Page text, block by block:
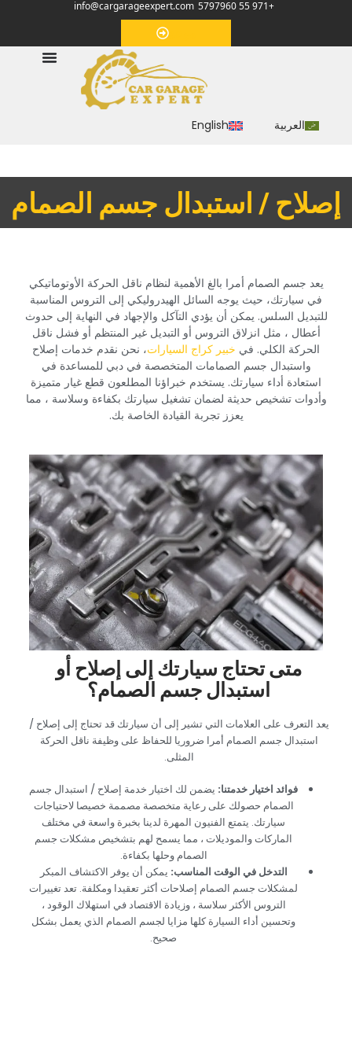
+971 55 5797960
info@cargarageexpert.com
‏موعد‏
العربية English
‏إصلاح / استبدال جسم الصمام‏
‏يعد جسم الصمام أمرا بالغ الأهمية لنظام ناقل الحركة الأوتوماتيكي
في سيارتك، حيث يوجه السائل الهيدروليكي إلى التروس المناسبة
للتبديل السلس. يمكن أن يؤدي التآكل والإجهاد في النهاية إلى حدوث
أعطال ، مثل انزلاق التروس أو التبديل غير المنتظم أو فشل ناقل
الحركة الكلي.‏ في خبير كراج السيارات‏، نحن نقدم خدمات إصلاح
واستبدال جسم الصمامات المتخصصة في دبي للمساعدة في
استعادة أداء سيارتك. يستخدم خبراؤنا المطلعون قطع غيار متميزة
وأدوات تشخيص حديثة لضمان تشغيل سيارتك بكفاءة وسلاسة ، مما
يعزز تجربة القيادة الخاصة بك.‏
‏متى تحتاج سيارتك إلى إصلاح أو
استبدال جسم الصمام؟‏
‏يعد التعرف على العلامات التي تشير إلى أن سيارتك قد تحتاج إلى إصلاح /
استبدال جسم الصمام أمرا ضروريا للحفاظ على وظيفة ناقل الحركة
المثلى.‏
‏فوائد اختيار خدمتنا:‏ ‏يضمن لك اختيار خدمة إصلاح / استبدال جسم
الصمام حصولك على رعاية متخصصة مصممة خصيصا لاحتياجات
سيارتك. يتمتع الفنيون المهرة لدينا بخبرة واسعة في مختلف
الماركات والموديلات ، مما يسمح لهم بتشخيص مشكلات جسم
الصمام وحلها بكفاءة.‏
‏التدخل في الوقت المناسب:‏ ‏يمكن أن يوفر الاكتشاف المبكر
لمشكلات جسم الصمام إصلاحات أكثر تعقيدا ومكلفة. تعد تغييرات
التروس الأكثر سلاسة ، وزيادة الاقتصاد في استهلاك الوقود ،
وتحسين أداء السيارة كلها مزايا لجسم الصمام الذي يعمل بشكل
صحيح.‏